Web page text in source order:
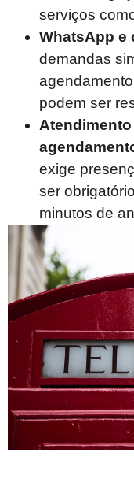
serviços
WhatsApp e
demandas
podem ser
exige
ser
minutos de